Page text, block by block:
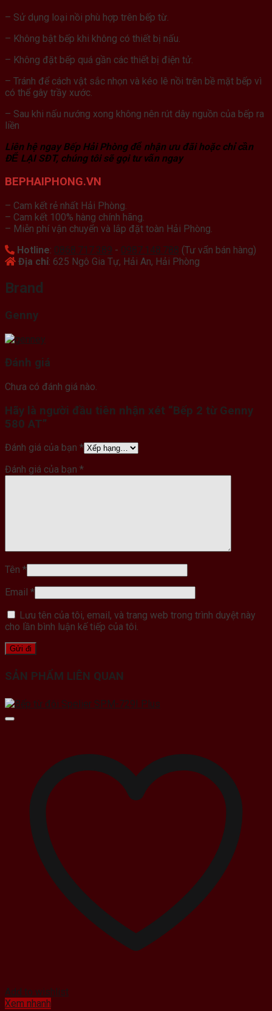
– Sử dụng loại nồi phù hợp trên bếp từ.
– Không bật bếp khi không có thiết bị nấu.
– Không đặt bếp quá gần các thiết bị điện tử.
– Tránh để cách vật sắc nhọn và kéo lê nồi trên bề mặt bếp vì
có thể gây trầy xước.
– Sau khi nấu nướng xong không nên rút dây nguồn của bếp ra
liền
Liên hệ ngay Bếp Hải Phòng để nhận ưu đãi hoặc chỉ cần
ĐỂ LẠI SĐT, chúng tôi sẽ gọi tư vấn ngay
BEPHAIPHONG.VN
– Cam kết rẻ nhất Hải Phòng.
– Cam kết 100% hàng chính hãng.
– Miễn phí vận chuyển và lắp đặt toàn Hải Phòng.
Hotline: 0868.717.389 - 0987.148.788 (Tư vấn bán hàng)
Địa chỉ: 625 Ngô Gia Tự, Hải An, Hải Phòng
Brand
Genny
Đánh giá
Chưa có đánh giá nào.
Hãy là người đầu tiên nhận xét “Bếp 2 từ Genny
580 AT”
Đánh giá của bạn *
Đánh giá của bạn *
Tên *
Email *
Lưu tên của tôi, email, và trang web trong trình duyệt này
cho lần bình luận kế tiếp của tôi.
SẢN PHẨM LIÊN QUAN
Add to wishlist
Xem nhanh